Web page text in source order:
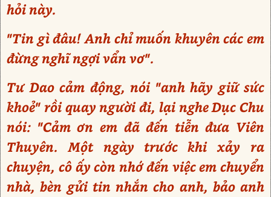
hỏi này.
"Tin gì đâu! Anh chỉ muốn khuyên các em
đừng nghĩ ngợi vẩn vơ".
Tư Dao cảm động, nói "anh hãy giữ sức
khoẻ" rồi quay người đi, lại nghe Dục Chu
nói: "Cảm ơn em đã đến tiễn đưa Viên
Thuyên. Một ngày trước khi xảy ra
chuyện, cô ấy còn nhớ đến việc em chuyển
nhà, bèn gửi tin nhắn cho anh, bảo anh